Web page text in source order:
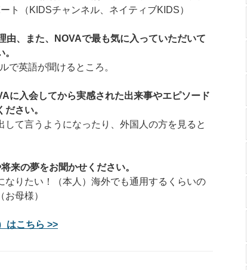
ト（KIDSチャンネル、ネイティブKIDS）
由、また、NOVAで最も気に入っていただいて
で英語が聞けるところ。
に入会してから実感された出来事やエピソード
さい。
して言うようになったり、外国人の方を見ると
来の夢をお聞かせください。
なりたい！（本人）海外でも通用するくらいの
母様）
はこちら >>